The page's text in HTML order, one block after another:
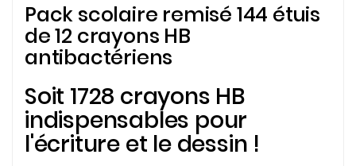
Pack scolaire remisé 144 étuis
de 12 crayons HB
antibactériens
Soit 1728 crayons HB
indispensables pour
l'écriture et le dessin !